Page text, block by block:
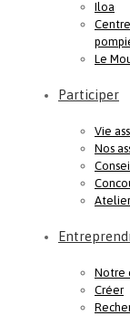
Iloa
Le
Participer
Vie
Nos
Notre
Créer